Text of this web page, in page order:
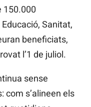
150.000
Sanitat,
beneficiats,
l’1 de juliol.
sense
com s’alineen els